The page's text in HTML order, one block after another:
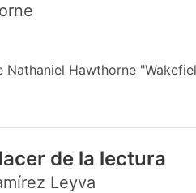
Hawthorne
de la lectura
Leyva